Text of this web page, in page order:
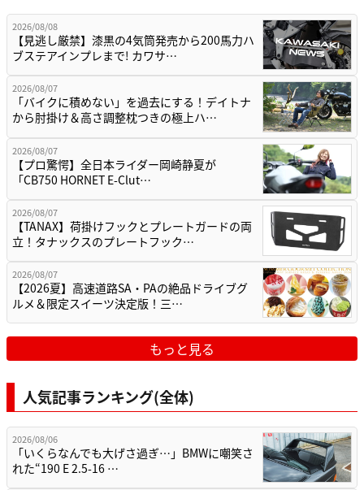
2026/08/08
【見逃し厳禁】漆黒の4気筒発売から200馬力ハ
ブステアインプレまで! カワサ…
2026/08/07
「バイクに積めない」を過去にする！デイトナ
から肘掛け＆高さ調整枕つきの極上ハ…
2026/08/07
【プロ驚愕】全日本ライダー岡崎静夏が
「CB750 HORNET E-Clut…
2026/08/07
【TANAX】荷掛けフックとプレートガードの両
立！タナックスのプレートフック…
2026/08/07
【2026夏】高速道路SA・PAの絶品ドライブグ
ルメ＆限定スイーツ決定版！三…
もっと見る
人気記事ランキング(全体)
2026/08/06
「いくらなんでも大げさ過ぎ…」BMWに嘲笑さ
れた“190 E 2.5-16 …